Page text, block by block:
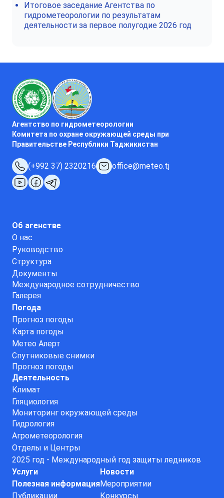
Итоговое заседание Агентства по
гидрометеорологии по результатам
деятельности за первое полугодие 2026 год
Агентство по гидрометеорологии
Комитета по охране окружающей среды при
Правительстве Республики Таджикистан
(+992 37) 2320216 office@meteo.tj
Об агенстве
О нас
Руководство
Структура
Документы
Международное сотрудничество
Галерея
Погода
Прогноз погоды
Карта погоды
Метео Алерт
Спутниковые снимки
Прогноз погоды
Деятельность
Климат
Гляциология
Мониторинг окружающей среды
Гидрология
Агрометеорология
Отделы и Центры
2025 год - Международный год защиты ледников
Услуги
Полезная информация
Публикации
Новости
Мероприятии
Конкурсы